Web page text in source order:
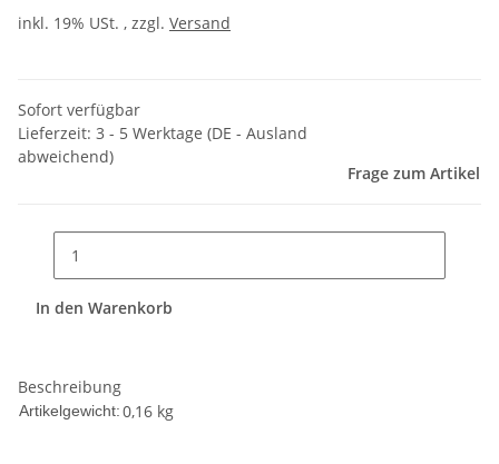
inkl. 19% USt. , zzgl. Versand
Sofort verfügbar
Lieferzeit: 3 - 5 Werktage (DE - Ausland
abweichend)
Frage zum Artikel
In den Warenkorb
Beschreibung
Artikelgewicht:0,16 kg